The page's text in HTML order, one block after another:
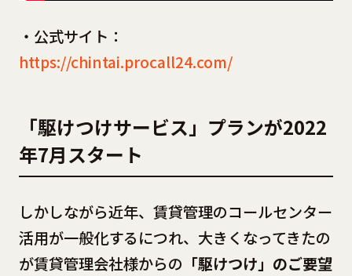
・公式サイト：
https://chintai.procall24.com/
「駆けつけサービス」プランが2022
年7月スタート
しかしながら近年、賃貸管理のコールセンター
活用が一般化するにつれ、大きくなってきたの
が賃貸管理会社様からの 「駆けつけ」のご要望